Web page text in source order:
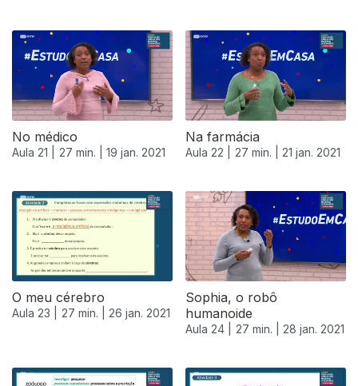
No médico
Aula 21 | 27 min. | 19 jan. 2021
Na farmácia
Aula 22 | 27 min. | 21 jan. 2021
O meu cérebro
Aula 23 | 27 min. | 26 jan. 2021
Sophia, o robô
humanoide
Aula 24 | 27 min. | 28 jan. 2021
520665